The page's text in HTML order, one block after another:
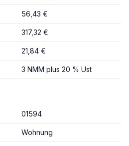
56,43 €
317,32 €
21,84 €
3 NMM plus 20 % Ust
01594
Wohnung